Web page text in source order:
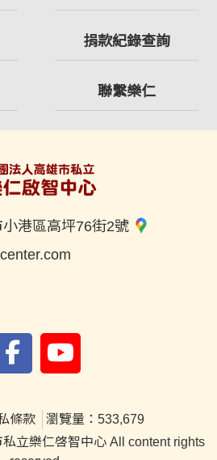
捐款紀錄查詢
聯繫樂仁
港區高坪76街2號
條款
瀏覽量：533,679
立樂仁啓智中心 All content rights